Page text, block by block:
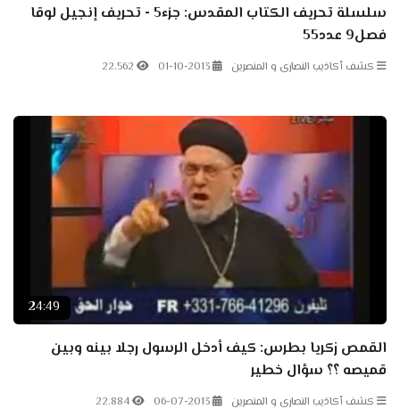
سلسلة تحريف الكتاب المقدس: جزء5 - تحريف إنجيل لوقا
فصل9 عدد55
كشف أكاذيب النصارى و المنصرين 01-10-2013
22.562
24:49
القمص زكريا بطرس: كيف أدخل الرسول رجلا بينه وبين
قميصه ؟؟ سؤال خطير
كشف أكاذيب النصارى و المنصرين 06-07-2013
22.884